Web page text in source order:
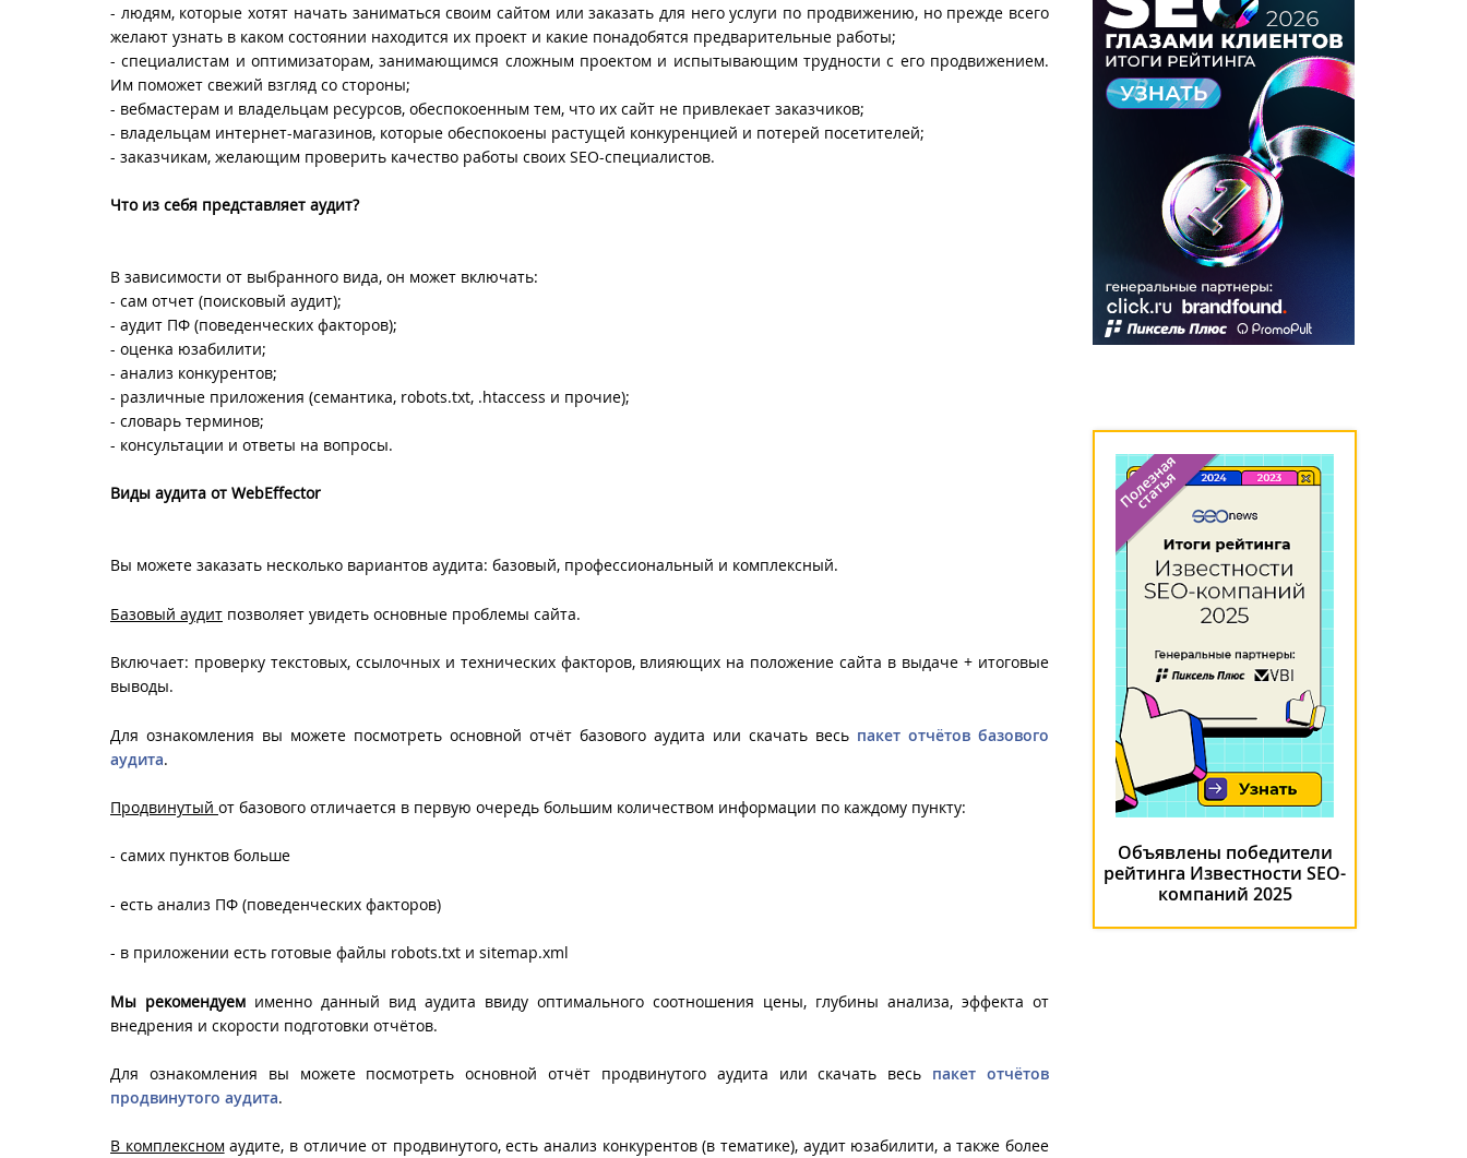
- людям, которые хотят начать заниматься своим сайтом или заказать для него услуги по продвижению, но прежде всего
желают узнать в каком состоянии находится их проект и какие понадобятся предварительные работы;
- специалистам и оптимизаторам, занимающимся сложным проектом и испытывающим трудности с его продвижением.
Им поможет свежий взгляд со стороны;
- вебмастерам и владельцам ресурсов, обеспокоенным тем, что их сайт не привлекает заказчиков;
- владельцам интернет-магазинов, которые обеспокоены растущей конкуренцией и потерей посетителей;
- заказчикам, желающим проверить качество работы своих SEO-специалистов.
Что из себя представляет аудит?
В зависимости от выбранного вида, он может включать:
- сам отчет (поисковый аудит);
- аудит ПФ (поведенческих факторов);
- оценка юзабилити;
- анализ конкурентов;
- различные приложения (семантика, robots.txt, .htaccess и прочие);
- словарь терминов;
- консультации и ответы на вопросы.
Виды аудита от WebEffector
Вы можете заказать несколько вариантов аудита: базовый, профессиональный и комплексный.
Базовый аудит позволяет увидеть основные проблемы сайта.
Включает: проверку текстовых, ссылочных и технических факторов, влияющих на положение сайта в выдаче + итоговые
выводы.
Для ознакомления вы можете посмотреть основной отчёт базового аудита или скачать весь пакет отчётов базового
аудита.
Продвинутый от базового отличается в первую очередь большим количеством информации по каждому пункту:
- самих пунктов больше
- есть анализ ПФ (поведенческих факторов)
- в приложении есть готовые файлы robots.txt и sitemap.xml
Мы рекомендуем именно данный вид аудита ввиду оптимального соотношения цены, глубины анализа, эффекта от
внедрения и скорости подготовки отчётов.
Для ознакомления вы можете посмотреть основной отчёт продвинутого аудита или скачать весь пакет отчётов
продвинутого аудита.
В комплексном аудите, в отличие от продвинутого, есть анализ конкурентов (в тематике), аудит юзабилити, а также более
Объявлены победители
рейтинга Известности SEO-
компаний 2025